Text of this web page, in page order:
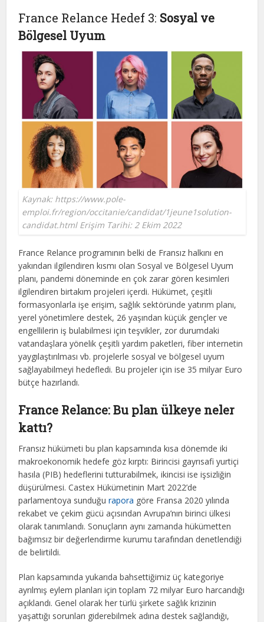
France Relance Hedef 3: Sosyal ve
Bölgesel Uyum
Kaynak: https://www.pole-
emploi.fr/region/occitanie/candidat/1jeune1solution-
candidat.html Erişim Tarihi: 2 Ekim 2022
France Relance programının belki de Fransız halkını en
yakından ilgilendiren kısmı olan Sosyal ve Bölgesel Uyum
planı, pandemi döneminde en çok zarar gören kesimleri
ilgilendiren birtakım projeleri içerdi. Hükümet, çeşitli
formasyonlarla işe erişim, sağlık sektöründe yatırım planı,
yerel yönetimlere destek, 26 yaşından küçük gençler ve
engellilerin iş bulabilmesi için teşvikler, zor durumdaki
vatandaşlara yönelik çeşitli yardım paketleri, fiber internetin
yaygılaştırılması vb. projelerle sosyal ve bölgesel uyum
sağlayabilmeyi hedefledi. Bu projeler için ise 35 milyar Euro
bütçe hazırlandı.
France Relance: Bu plan ülkeye neler
kattı?
Fransız hükümeti bu plan kapsamında kısa dönemde iki
makroekonomik hedefe göz kırptı: Birincisi gayrısafi yurtiçi
hasıla (PIB) hedeflerini tutturabilmek, ikincisi ise işsizliğin
düşürülmesi. Castex Hükümetinin Mart 2022’de
parlamentoya sunduğurapora göre Fransa 2020 yılında
rekabet ve çekim gücü açısından Avrupa’nın birinci ülkesi
olarak tanımlandı. Sonuçların aynı zamanda hükümetten
bağımsız bir değerlendirme kurumu tarafından denetlendiği
de belirtildi.
Plan kapsamında yukarıda bahsettiğimiz üç kategoriye
ayrılmış eylem planları için toplam 72 milyar Euro harcandığı
açıklandı. Genel olarak her türlü şirkete sağlık krizinin
yaşattığı sorunları giderebilmek adına destek sağlandığı,